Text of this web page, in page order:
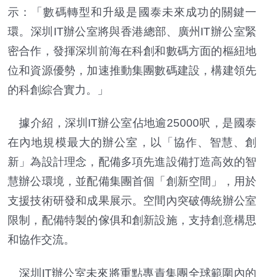
示：「數碼轉型和升級是國泰未來成功的關鍵一
環。深圳IT辦公室將與香港總部、廣州IT辦公室緊
密合作，發揮深圳前海在科創和數碼方面的樞紐地
位和資源優勢，加速推動集團數碼建設，構建領先
的科創綜合實力。」
據介紹，深圳IT辦公室佔地逾25000呎，是國泰
在內地規模最大的辦公室，以「協作、智慧、創
新」為設計理念，配備多項先進設備打造高效的智
慧辦公環境，並配備集團首個「創新空間」，用於
支援技術研發和成果展示。空間內突破傳統辦公室
限制，配備特製的傢俱和創新設施，支持創意構思
和協作交流。
深圳IT辦公室未來將重點專責集團全球範圍內的